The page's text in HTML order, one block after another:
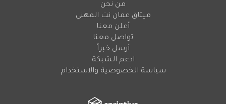
من نحن
ميثاق عمان نت المهني
أعلن معنا
تواصل معنا
أرسل خبراً
ادعم الشبكة
سياسة الخصوصية والاستخدام